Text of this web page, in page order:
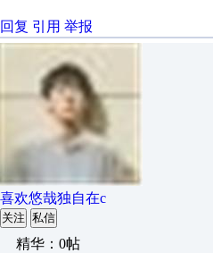
回复 引用 举报
喜欢悠哉独自在c
关注 私信
精华：0帖